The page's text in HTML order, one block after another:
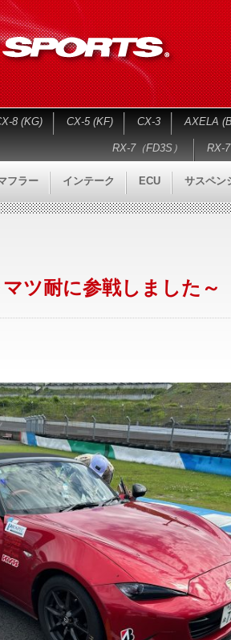
8 (KG) CX-5 (KF) CX-3 AXELA
RX-7（FD3S） RX-7
フラー インテーク ECU サスペン
ツ耐に参戦しました～